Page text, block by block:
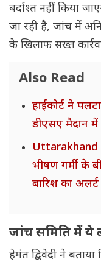
बर्दाश्त नहीं किया
जा रही है, जांच में
के खिलाफ सख्त
Also Read
हाईकोर्ट ने
डीएसए मैदान में
Uttarakhand
भीषण गर्मी के
बारिश का अलर्ट
जांच समिति में ये
हेमंत द्विवेदी ने